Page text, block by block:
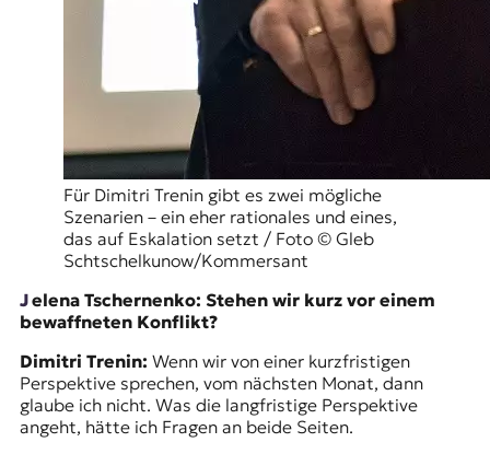
Für Dimitri Trenin gibt es zwei mögliche
Szenarien – ein eher rationales und eines,
das auf Eskalation setzt / Foto © Gleb
Schtschelkunow/Kommersant
Jelena Tschernenko: Stehen wir kurz vor einem
bewaffneten Konflikt?
Dimitri Trenin: Wenn wir von einer kurzfristigen
Perspektive sprechen, vom nächsten Monat, dann
glaube ich nicht. Was die langfristige Perspektive
angeht, hätte ich Fragen an beide Seiten.